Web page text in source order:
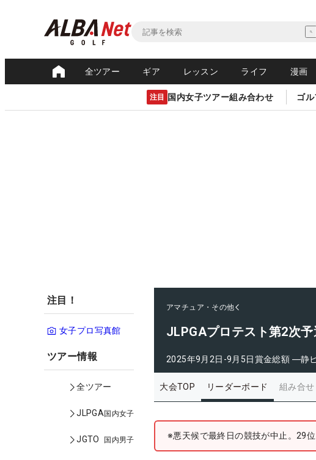
全ツアー ギア レッスン ライフ 漫画
注目 国内女子ツアー組み合わせ ゴ
注目！
女子プロ写真館
ツアー情報
全ツアー
JLPGA国内女子
JGTO 国内男子
アマチュア・その他
JLPGAプロテスト第2次予
2025年9月2日-9月5日賞金総額 ―静
大会TOP リーダーボード 組み合せ
※悪天候で最終日の競技が中止。29